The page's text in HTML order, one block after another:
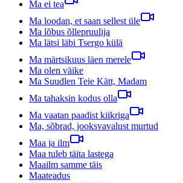
Ma ei tea
Ma loodan, et saan sellest üle
Ma lõbus õllepruulija
Ma lätsi läbi Tsergo külä
Ma märtsikuus läen merele
Ma olen väike
Ma Suudlen Teie Kätt, Madam
Ma tahaksin kodus olla
Ma vaatan paadist kiikriga
Ma, sõbrad, jooksvavalust murtud
Maa ja ilm
Maa tuleb täita lastega
Maailm samme täis
Maateadus